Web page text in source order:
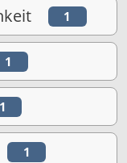
1
1
1
1